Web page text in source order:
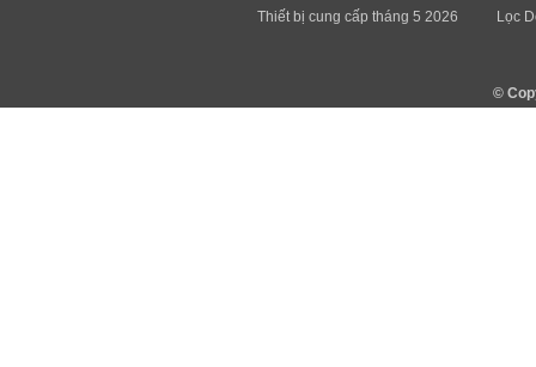
Thiết bị cung cấp tháng 5 2026 Lọc
©